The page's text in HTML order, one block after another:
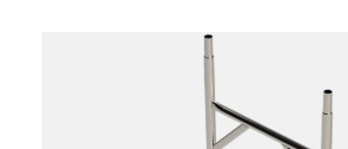
Ajouter au panier